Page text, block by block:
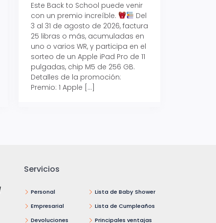
Este Back to School puede venir
con un premio increíble.
Del
3 al 31 de agosto de 2026, factura
25 libras o más, acumuladas en
uno o varios WR, y participa en el
sorteo de un Apple iPad Pro de 11
pulgadas, chip M5 de 256 GB.
Detalles de la promoción:
Premio: 1 Apple […]
Servicios
Personal
Empresarial
Devoluciones
Lista de Baby Shower
Lista de Cumpleaños
Principales ventajas